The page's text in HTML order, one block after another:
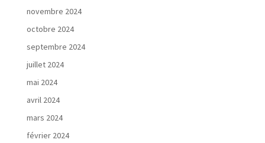
novembre 2024
octobre 2024
septembre 2024
juillet 2024
mai 2024
avril 2024
mars 2024
février 2024